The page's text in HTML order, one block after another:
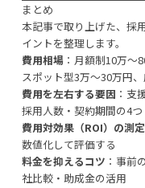
まとめ
本記事で取り上げた、採
イントを整理します。
費用相場：月額制10万〜
スポット型3万〜30万円
費用を左右する要因 ：支
採用人数・契約期間の4つ
費用対効果（ROI）の測定
数値化して評価する
料金を抑えるコツ ：事前
社比較・助成金の活用